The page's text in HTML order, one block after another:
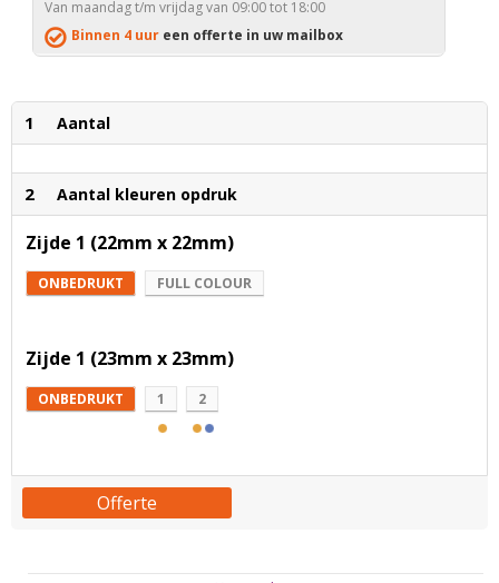
Van maandag t/m vrijdag van 09:00 tot 18:00
Binnen 4 uur een offerte in uw mailbox
1 Aantal
2 Aantal kleuren opdruk
Zijde 1 (22mm x 22mm)
ONBEDRUKT FULL COLOUR
Zijde 1 (23mm x 23mm)
ONBEDRUKT 1 2
Offerte